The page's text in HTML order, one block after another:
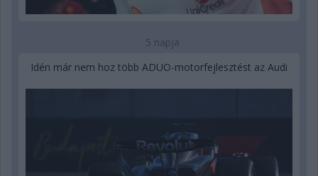
5 napja
Idén már nem hoz több ADUO-motorfejlesztést az Audi